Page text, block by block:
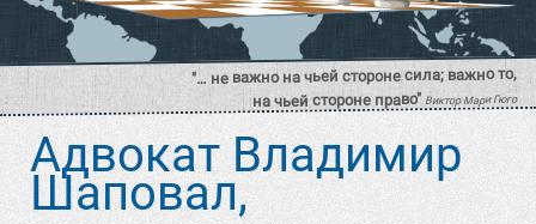
Адвокат Владимир
Шаповал,